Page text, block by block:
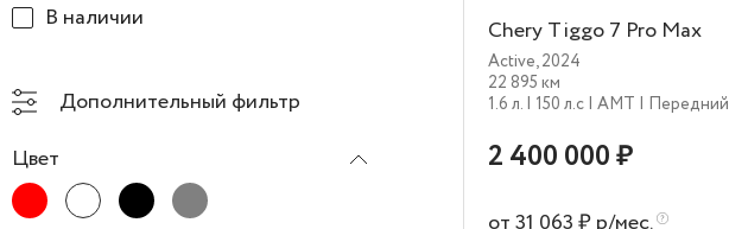
В наличии
Дополнительный фильтр
Цвет
Chery Tiggo 7 Pro Max
Active,2024
22 895 км
1.6 л. | 150 л.c | AMT | Передний
2 400 000 ₽